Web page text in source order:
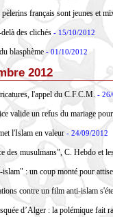
français sont jeunes et
des clichés - 15/10/2012
blasphème - 01/10/2012
2012
l'appel du C.F.C.M. -
valide un refus du mariage
l'Islam en valeur - 24/09/2012
des musulmans", C. Hebdo et
: un coup monté pour
contre un film anti-islam
d’Alger : la polémique fait